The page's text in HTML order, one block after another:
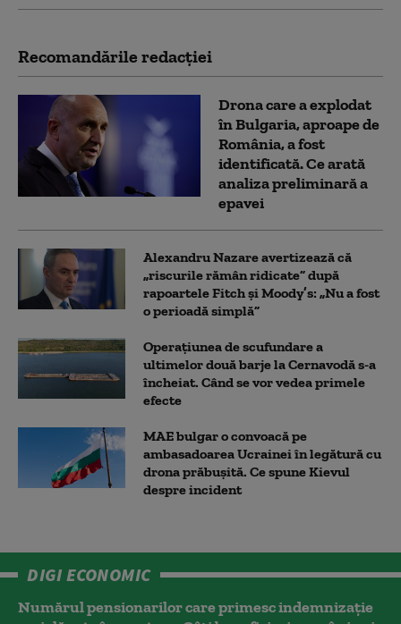
Recomandările redacţiei
Drona care a explodat
în Bulgaria, aproape de
România, a fost
identificată. Ce arată
analiza preliminară a
epavei
Alexandru Nazare avertizează că
„riscurile rămân ridicate” după
rapoartele Fitch și Moody’s: „Nu a fost
o perioadă simplă”
Operațiunea de scufundare a
ultimelor două barje la Cernavodă s-a
încheiat. Când se vor vedea primele
efecte
MAE bulgar o convoacă pe
ambasadoarea Ucrainei în legătură cu
drona prăbuşită. Ce spune Kievul
despre incident
DIGI ECONOMIC
Numărul pensionarilor care primesc indemnizaţie